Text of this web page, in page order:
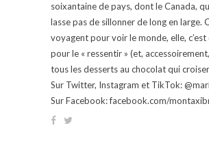
soixantaine de pays, dont le Canada,
lasse pas de sillonner de long en large.
voyagent pour voir le monde, elle, c’est
pour le « ressentir » (et,
tous les desserts au chocolat qui
Sur Twitter, Instagram et TikTok:
Sur Facebook: facebook.com/